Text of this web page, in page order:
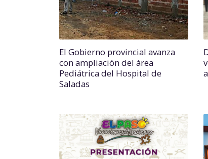
El Gobierno provincial avanza
con ampliación del área
Pediátrica del Hospital de
Saladas